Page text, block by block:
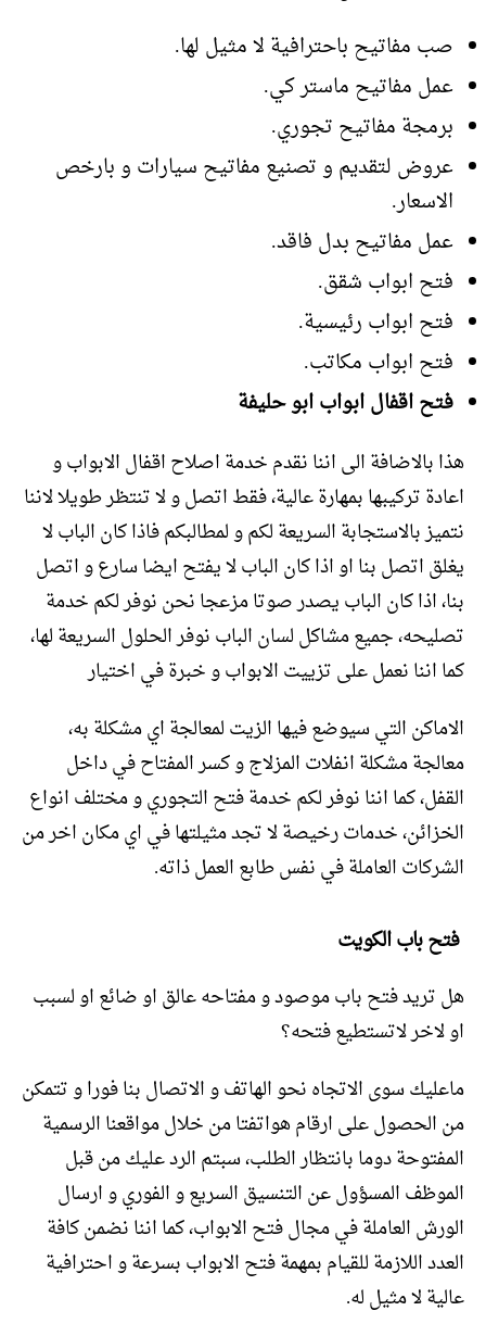
صب مفاتيح باحترافية لا مثيل لها.
عمل مفاتيح ماستر كي.
برمجة مفاتيح تجوري.
عروض لتقديم و تصنيع مفاتيح سيارات و بارخص
الاسعار.
عمل مفاتيح بدل فاقد.
فتح ابواب شقق.
فتح ابواب رئيسية.
فتح ابواب مكاتب.
فتح اقفال ابواب ابو حليفة
هذا بالاضافة الى اننا نقدم خدمة اصلاح اقفال الابواب و
اعادة تركيبها بمهارة عالية، فقط اتصل و لا تنتظر طويلا لاننا
نتميز بالاستجابة السريعة لكم و لمطالبكم فاذا كان الباب لا
يغلق اتصل بنا او اذا كان الباب لا يفتح ايضا سارع و اتصل
بنا، اذا كان الباب يصدر صوتا مزعجا نحن نوفر لكم خدمة
تصليحه، جميع مشاكل لسان الباب نوفر الحلول السريعة لها،
كما اننا نعمل على تزييت الابواب و خبرة في اختيار
الاماكن التي سيوضع فيها الزيت لمعالجة اي مشكلة به،
معالجة مشكلة انفلات المزلاج و كسر المفتاح في داخل
القفل، كما اننا نوفر لكم خدمة فتح التجوري و مختلف انواع
الخزائن، خدمات رخيصة لا تجد مثيلتها في اي مكان اخر من
الشركات العاملة في نفس طابع العمل ذاته.
فتح باب الكويت
هل تريد فتح باب موصود و مفتاحه عالق او ضائع او لسبب
او لاخر لاتستطيع فتحه؟
ماعليك سوى الاتجاه نحو الهاتف و الاتصال بنا فورا و تتمكن
من الحصول على ارقام هواتفتا من خلال مواقعنا الرسمية
المفتوحة دوما بانتظار الطلب، سبتم الرد عليك من قبل
الموظف المسؤول عن التنسيق السريع و الفوري و ارسال
الورش العاملة في مجال فتح الابواب، كما اننا نضمن كافة
العدد اللازمة للقيام بمهمة فتح الابواب بسرعة و احترافية
عالية لا مثيل له.